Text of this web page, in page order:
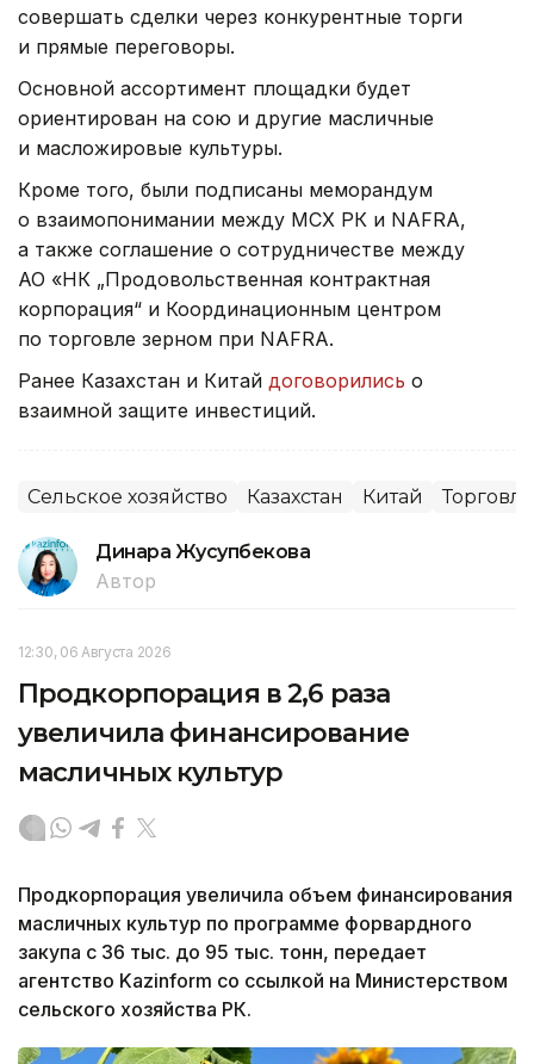
совершать сделки через конкурентные торги
и прямые переговоры.
Основной ассортимент площадки будет
ориентирован на сою и другие масличные
и масложировые культуры.
Кроме того, были подписаны меморандум
о взаимопонимании между МСХ РК и NAFRA,
а также соглашение о сотрудничестве между
АО «НК „Продовольственная контрактная
корпорация“ и Координационным центром
по торговле зерном при NAFRA.
Ранее Казахстан и Китай договорились о
взаимной защите инвестиций.
Сельское хозяйство Казахстан Китай Торговля
Динара Жусупбекова
Автор
12:30, 06 Августа 2026
Продкорпорация в 2,6 раза
увеличила финансирование
масличных культур
Продкорпорация увеличила объем финансирования
масличных культур по программе форвардного
закупа с 36 тыс. до 95 тыс. тонн, передает
агентство Kazinform со ссылкой на Министерством
сельского хозяйства РК.